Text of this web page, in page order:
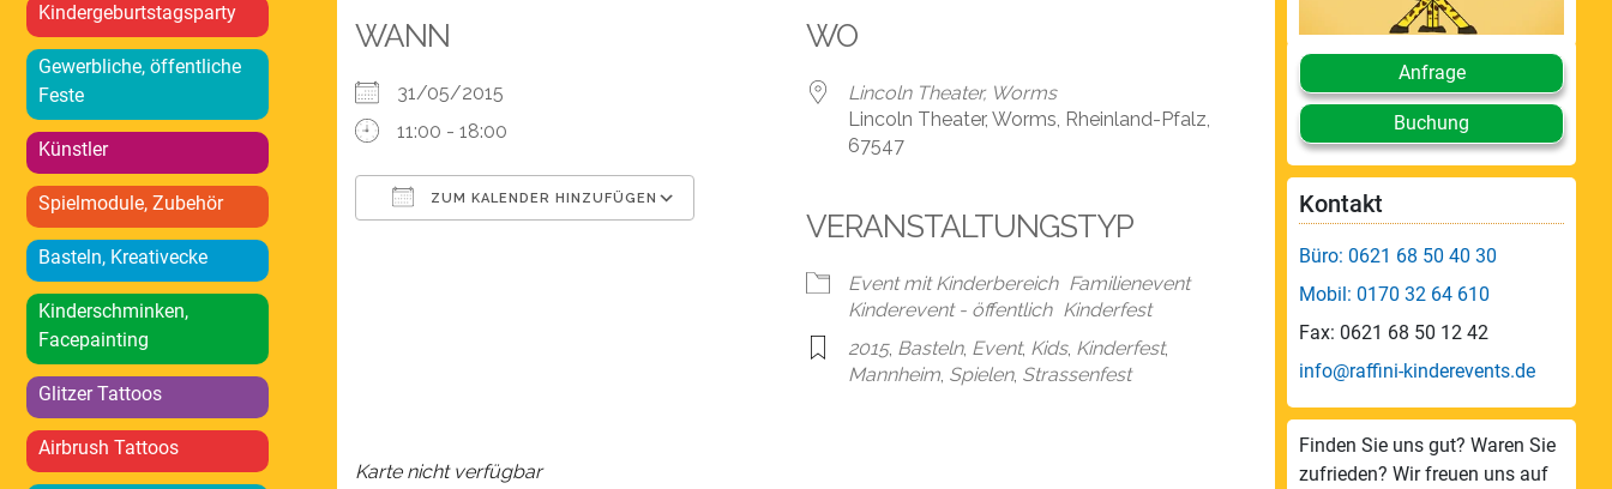
Kindergeburtstagsparty
Gewerbliche, öffentliche
Feste
Künstler
Spielmodule, Zubehör
Basteln, Kreativecke
Kinderschminken,
Facepainting
Glitzer Tattoos
Airbrush Tattoos
WANN
31/05/2015
11:00 - 18:00
ZUM KALENDER HINZUFÜGEN
Google Kalender iCalendar
WO
Lincoln Theater, Worms
Lincoln Theater, Worms, Rheinland-Pfalz,
67547
VERANSTALTUNGSTYP
Event mit Kinderbereich Familienevent
Kinderevent - öffentlich Kinderfest
2015, Basteln, Event, Kids, Kinderfest,
Mannheim, Spielen, Strassenfest
Karte nicht verfügbar
Anfrage
Buchung
Kontakt
Büro: 0621 68 50 40 30
Mobil: 0170 32 64 610
Fax: 0621 68 50 12 42
info@raffini-kinderevents.de
Finden Sie uns gut? Waren Sie
zufrieden? Wir freuen uns auf